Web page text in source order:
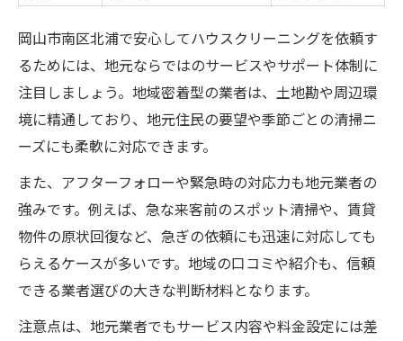
岡山市南区北浦で安心してハウスクリーニングを依頼す
るためには、地元ならではのサービスやサポート体制に
注目しましょう。地域密着型の業者は、土地勘や周辺環
境に精通しており、地元住民の要望や季節ごとの清掃ニ
ーズにも柔軟に対応できます。
また、アフターフォローや緊急時の対応力も地元業者の
強みです。例えば、急な来客前のスポット清掃や、賃貸
物件の原状回復など、急ぎの依頼にも迅速に対応しても
らえるケースが多いです。地域の口コミや紹介も、信頼
できる業者選びの大きな判断材料となります。
注意点は、地元業者でもサービス内容や料金設定には差